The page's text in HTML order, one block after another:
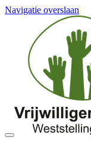
Navigatie overslaan